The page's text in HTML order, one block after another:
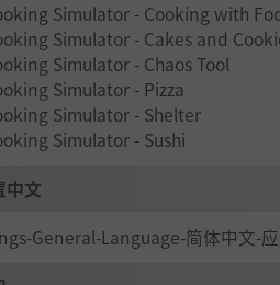
Simulator - Cooking with
Simulator - Cakes and
Simulator - Chaos Tool
Simulator - Pizza
Simulator - Shelter
Simulator - Sushi
中文
General-Language-简体中文-